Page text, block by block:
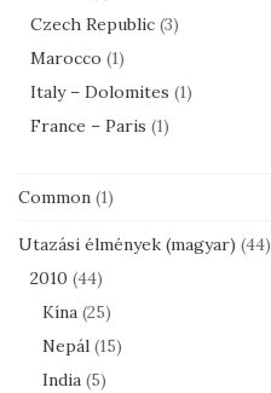
Czech Republic (3)
Marocco (1)
Italy – Dolomites (1)
France – Paris (1)
Common (1)
Utazási élmények (magyar) (44)
2010 (44)
Kína (25)
Nepál (15)
India (5)